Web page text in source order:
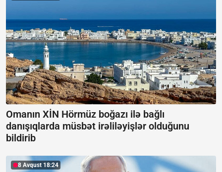
Omanın XİN Hörmüz boğazı ilə bağlı
danışıqlarda müsbət irəliləyişlər olduğunu
bildirib
8 Avqust 18:24